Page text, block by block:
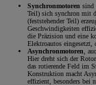
Synchronmotoren sind
Teil) sich synchron mit
(feststehender Teil)
Geschwindigkeiten
die Präzision und eine
Elektroautos eingesetzt,
Asynchronmotoren ,
Hier dreht sich der
das rotierende Feld im
Konstruktion macht
effizient, besonders bei